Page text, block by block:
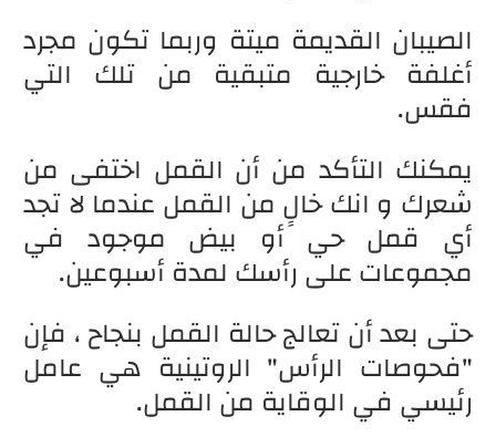
الصيبان القديمة ميتة وربما تكون مجرد
أغلفة خارجية متبقية من تلك التي
فقس.
يمكنك التأكد من أن القمل اختفى من
شعرك و انك خالٍ من القمل عندما لا تجد
أي قمل حي أو بيض موجود في
مجموعات على رأسك لمدة أسبوعين.
حتى بعد أن تعالج حالة القمل بنجاح ، فإن
"فحوصات الرأس" الروتينية هي عامل
رئيسي في الوقاية من القمل.